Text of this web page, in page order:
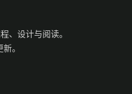
、设计与阅读。
。